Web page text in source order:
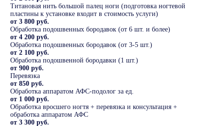
Титановая нить большой палец ноги (подготовка ногтевой
пластины к установке входит в стоимость услуги)
от 3 800 руб.
Обработка подошвенных бородавок (от 6 шт. и более)
от 4 200 руб.
Обработка подошвенных бородавок (от 3-5 шт.)
от 2 100 руб.
Обработка подошвенной бородавки (1 шт.)
от 900 руб.
Перевязка
от 850 руб.
Обработка аппаратом АФС-подолог за ед.
от 1 000 руб.
Обработка вросшего ногтя + перевязка и консультация +
обработка аппаратом АФС
от 3 300 руб.